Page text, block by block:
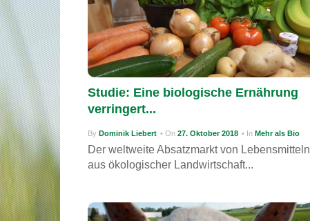
Studie: Eine biologische Ernährung
verringert...
By Dominik Liebert • On 27. Oktober 2018 • In Mehr als Bio
Der weltweite Absatzmarkt von Lebensmitteln
aus ökologischer Landwirtschaft...